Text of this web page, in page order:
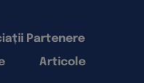
Articole
Partenere